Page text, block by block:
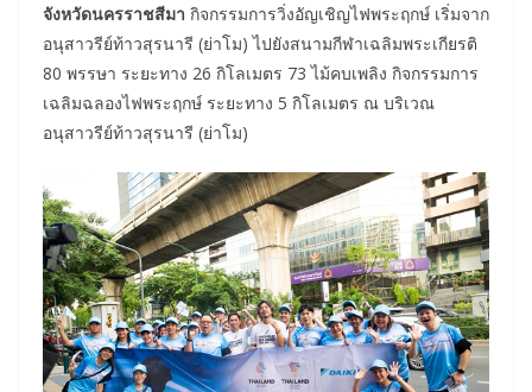
จังหวัดนครราชสีมา กิจกรรมการวิ่งอัญเชิญไฟพระฤกษ์ เริ่มจาก
อนุสาวรีย์ท้าวสุรนารี (ย่าโม) ไปยังสนามกีฬาเฉลิมพระเกียรติ
80 พรรษา ระยะทาง 26 กิโลเมตร 73 ไม้คบเพลิง กิจกรรมการ
เฉลิมฉลองไฟพระฤกษ์ ระยะทาง 5 กิโลเมตร ณ บริเวณ
อนุสาวรีย์ท้าวสุรนารี (ย่าโม)